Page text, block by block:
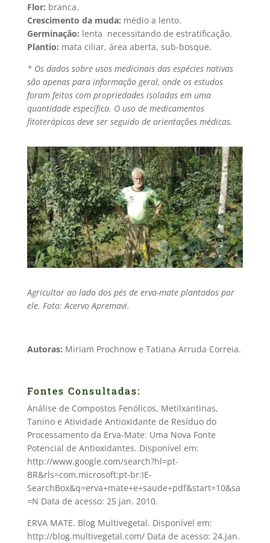
Flor: branca.
Crescimento da muda: médio a lento.
Germinação: lenta  necessitando de estratificação.
Plantio: mata ciliar, área aberta, sub-bosque.
* Os dados sobre usos medicinais das espécies nativas
são apenas para informação geral, onde os estudos
foram feitos com propriedades isoladas em uma
quantidade específica. O uso de medicamentos
fitoterápicos deve ser seguido de orientações médicas.
Agricultor ao lado dos pés de erva-mate plantados por
ele. Foto: Acervo Apremavi.
Autoras: Miriam Prochnow e Tatiana Arruda Correia.
Fontes Consultadas:
Análise de Compostos Fenólicos, Metilxantinas,
Tanino e Atividade Antioxidante de Resíduo do
Processamento da Erva-Mate: Uma Nova Fonte
Potencial de Antioxidantes. Disponível em:
http://www.google.com/search?hl=pt-
BR&rls=com.microsoft:pt-br:IE-
SearchBox&q=erva+mate+e+saude+pdf&start=10&sa
=N Data de acesso: 25 jan. 2010.
ERVA MATE. Blog Multivegetal. Disponível em:
http://blog.multivegetal.com/ Data de acesso: 24.jan.